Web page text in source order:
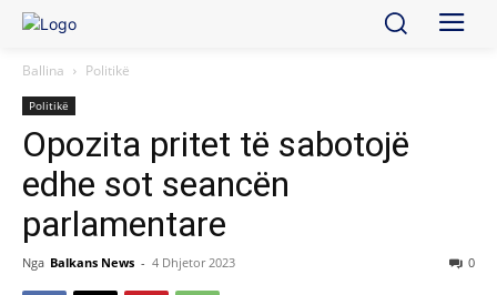
Ballina Politikë
Politikë
Opozita pritet të sabotojë
edhe sot seancën
parlamentare
Nga Balkans News - 4 Dhjetor 2023 0